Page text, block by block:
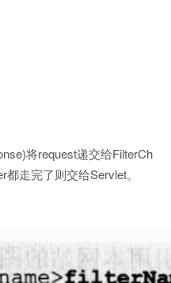
将request递交给FilterCh
走完了则交给Servlet。